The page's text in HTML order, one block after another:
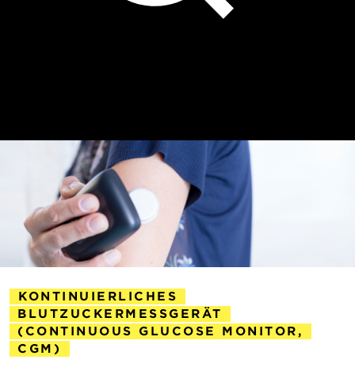
KONTINUIERLICHES
BLUTZUCKERMESSGERÄT
(CONTINUOUS GLUCOSE MONITOR,
CGM)